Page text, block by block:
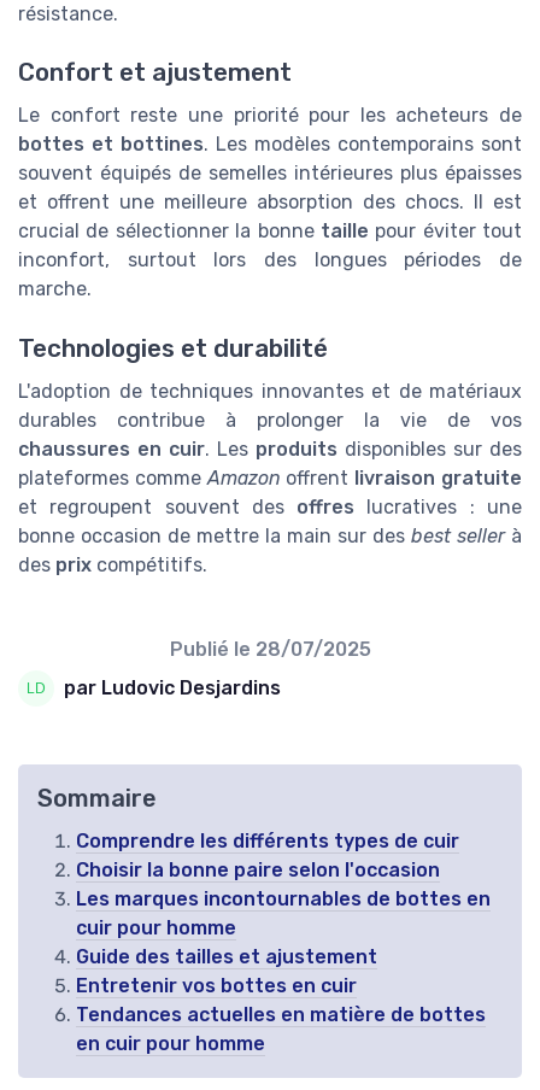
résistance.
Confort et ajustement
Le confort reste une priorité pour les acheteurs de
bottes et bottines. Les modèles contemporains sont
souvent équipés de semelles intérieures plus épaisses
et offrent une meilleure absorption des chocs. Il est
crucial de sélectionner la bonne taille pour éviter tout
inconfort, surtout lors des longues périodes de
marche.
Technologies et durabilité
L'adoption de techniques innovantes et de matériaux
durables contribue à prolonger la vie de vos
chaussures en cuir. Les produits disponibles sur des
plateformes comme Amazon offrent livraison gratuite
et regroupent souvent des offres lucratives : une
bonne occasion de mettre la main sur des best sellerà
des prix compétitifs.
Publié le 28/07/2025
par Ludovic Desjardins
Sommaire
Comprendre les différents types de cuir
Choisir la bonne paire selon l'occasion
Les marques incontournables de bottes en
cuir pour homme
Guide des tailles et ajustement
Entretenir vos bottes en cuir
Tendances actuelles en matière de bottes
en cuir pour homme